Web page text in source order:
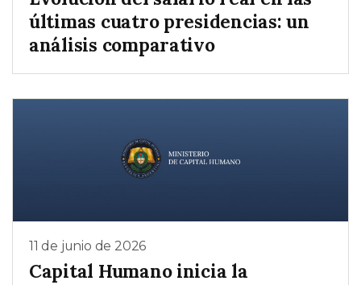
últimas cuatro presidencias: un
análisis comparativo
11 de junio de 2026
Capital Humano inicia la